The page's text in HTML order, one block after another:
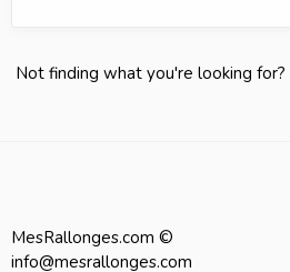
Not finding what you're looking for?
MesRallonges.com ©
info@mesrallonges.com